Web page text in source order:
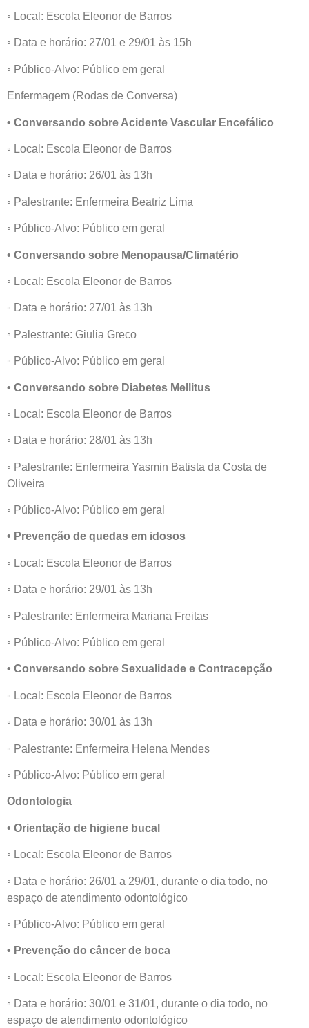
◦ Local: Escola Eleonor de Barros
◦ Data e horário: 27/01 e 29/01 às 15h
◦ Público-Alvo: Público em geral
Enfermagem (Rodas de Conversa)
• Conversando sobre Acidente Vascular Encefálico
◦ Local: Escola Eleonor de Barros
◦ Data e horário: 26/01 às 13h
◦ Palestrante: Enfermeira Beatriz Lima
◦ Público-Alvo: Público em geral
• Conversando sobre Menopausa/Climatério
◦ Local: Escola Eleonor de Barros
◦ Data e horário: 27/01 às 13h
◦ Palestrante: Giulia Greco
◦ Público-Alvo: Público em geral
• Conversando sobre Diabetes Mellitus
◦ Local: Escola Eleonor de Barros
◦ Data e horário: 28/01 às 13h
◦ Palestrante: Enfermeira Yasmin Batista da Costa de
Oliveira
◦ Público-Alvo: Público em geral
• Prevenção de quedas em idosos
◦ Local: Escola Eleonor de Barros
◦ Data e horário: 29/01 às 13h
◦ Palestrante: Enfermeira Mariana Freitas
◦ Público-Alvo: Público em geral
• Conversando sobre Sexualidade e Contracepção
◦ Local: Escola Eleonor de Barros
◦ Data e horário: 30/01 às 13h
◦ Palestrante: Enfermeira Helena Mendes
◦ Público-Alvo: Público em geral
Odontologia
• Orientação de higiene bucal
◦ Local: Escola Eleonor de Barros
◦ Data e horário: 26/01 a 29/01, durante o dia todo, no
espaço de atendimento odontológico
◦ Público-Alvo: Público em geral
• Prevenção do câncer de boca
◦ Local: Escola Eleonor de Barros
◦ Data e horário: 30/01 e 31/01, durante o dia todo, no
espaço de atendimento odontológico